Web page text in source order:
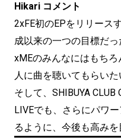
Hikari コメント
2xFE初のEPをリリース
成以来の一つの目標だ
xMEのみんなにはもち
人に曲を聴いてもらいた
そして、SHIBUYA
LIVEでも、さらにパワ
るように、今後も高みを